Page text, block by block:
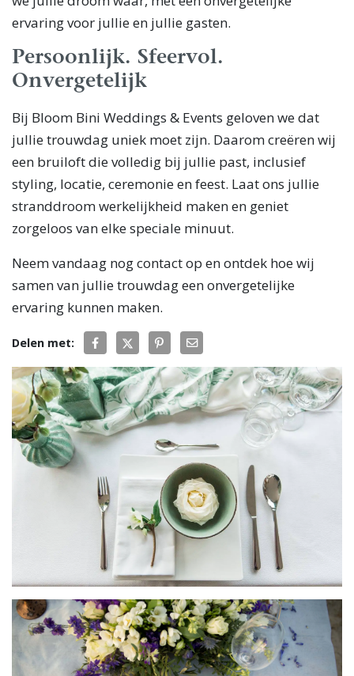
ervaring voor jullie en jullie gasten.
Persoonlijk. Sfeervol.
Onvergetelijk
Bij Bloom Bini Weddings & Events geloven we dat
jullie trouwdag uniek moet zijn. Daarom creëren wij
een bruiloft die volledig bij jullie past, inclusief
styling, locatie, ceremonie en feest. Laat ons jullie
stranddroom werkelijkheid maken en geniet
zorgeloos van elke speciale minuut.
Neem vandaag nog contact op en ontdek hoe wij
samen van jullie trouwdag een onvergetelijke
ervaring kunnen maken.
Delen met: